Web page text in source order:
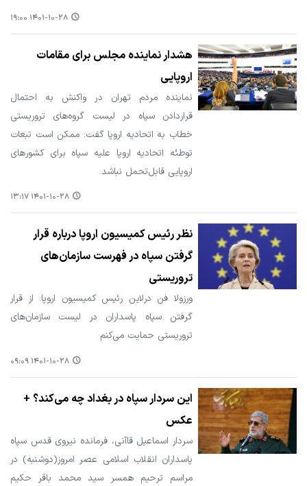
۱۴۰۱-۱۰-۲۸ ۱۹:۰۰
هشدار نماینده مجلس برای مقامات
اروپایی
نماینده مردم تهران در واکنش به احتمال
قراردادن سپاه در لیست گروه‌های تروریستی
خطاب به اتحادیه اروپا گفت: ممکن است تبعات
توطئه اتحادیه اروپا علیه سپاه برای کشورهای
اروپایی قابل‌تحمل نباشد.
۱۴۰۱-۱۰-۲۸ ۱۳:۱۷
نظر رئیس کمیسیون اروپا درباره قرار
گرفتن سپاه در فهرست سازمان‌های
تروریستی
ورزولا فن درلاین رئیس کمیسیون اروپا: از قرار
گرفتن سپاه پاسداران در لیست سازمان‌های
تروریستی حمایت می‌کنم
۱۴۰۱-۱۰-۲۸ ۰۹:۰۹
این سردار سپاه در بغداد چه می‌کند؟ +
عکس
سردار اسماعیل قاآنی، فرمانده نیروی قدس سپاه
پاسداران انقلاب اسلامی عصر امروز(دوشنبه) در
مراسم ترحیم همسر سید محمد باقر حکیم